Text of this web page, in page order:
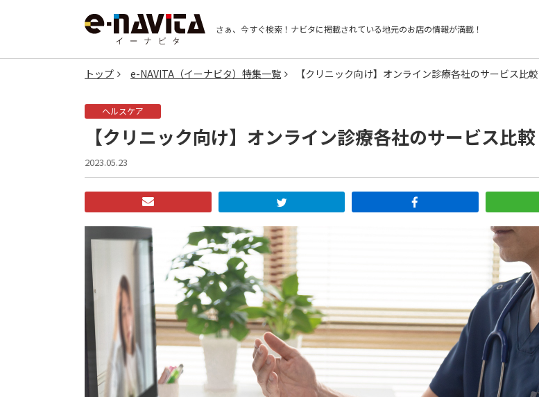
さぁ、今すぐ検索！ ナビタに掲載されている地元のお店の情報が満載！
トップ e-NAVITA（イーナビタ）特集一覧 【クリニック向け】オンライン診療各社のサービス比較
ヘルスケア
【クリニック向け】オンライン診療各社のサービス比較
2023.05.23